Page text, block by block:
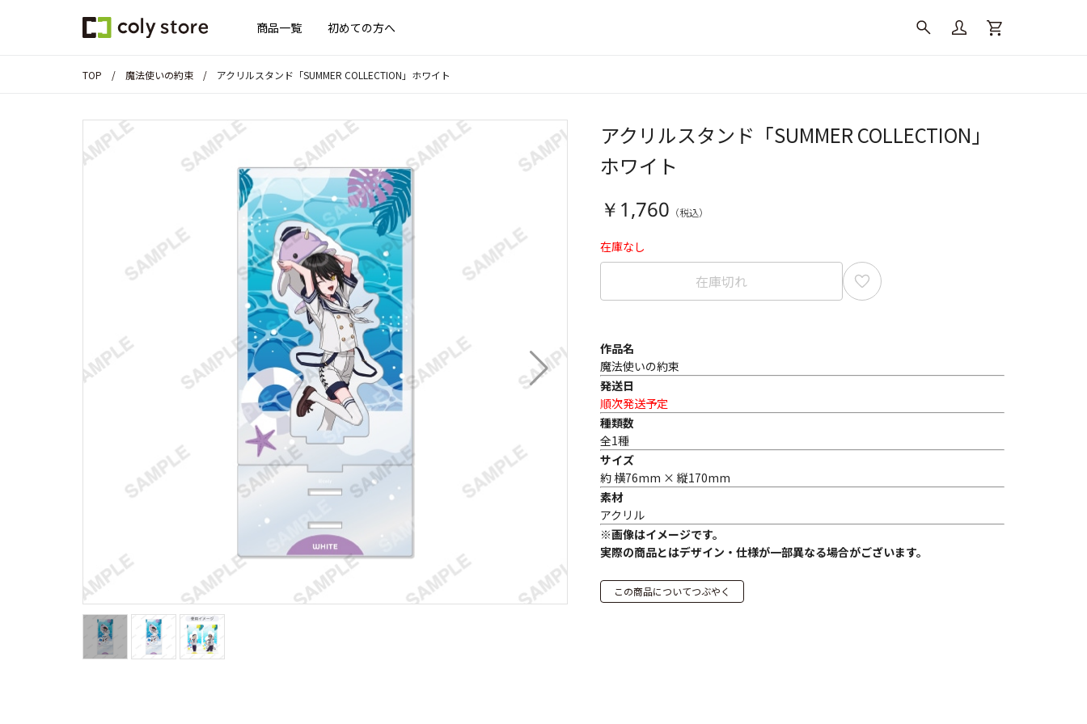
商品一覧 初めての方へ
TOP 魔法使いの約束 アクリルスタンド「SUMMER COLLECTION」ホワイト
アクリルスタンド「SUMMER COLLECTION」
ホワイト
￥1,760
在庫なし
在庫切れ
作品名
魔法使いの約束
発送日
順次発送予定
種類数
全1種
サイズ
約 横76mm × 縦170mm
素材
アクリル
※画像はイメージです。
実際の商品とはデザイン・仕様が一部異なる場合がございます。
この商品についてつぶやく